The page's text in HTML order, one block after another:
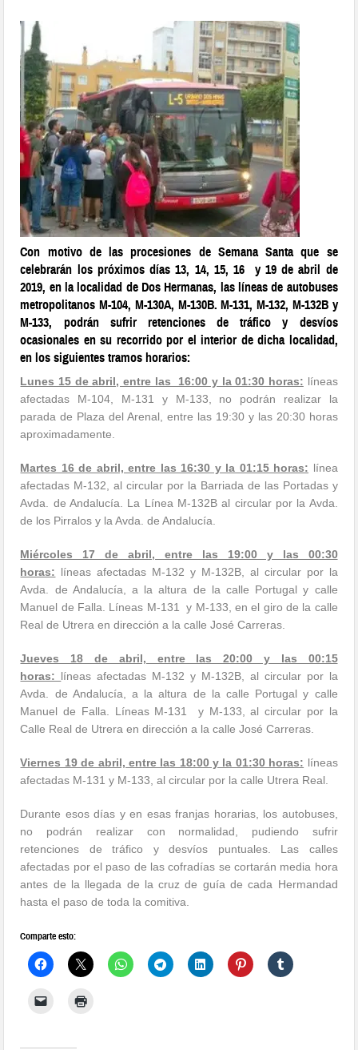
Con motivo de las procesiones de Semana Santa que se
celebrarán los próximos días 13, 14, 15, 16 y 19 de abril de
2019, en la localidad de Dos Hermanas, las líneas de autobuses
metropolitanos M-104, M-130A, M-130B. M-131, M-132, M-132B y
M-133, podrán sufrir retenciones de tráfico y desvíos
ocasionales en su recorrido por el interior de dicha localidad,
en los siguientes tramos horarios:
Lunes 15 de abril, entre las 16:00 y la 01:30 horas: líneas
afectadas M-104, M-131 y M-133, no podrán realizar la
parada de Plaza del Arenal, entre las 19:30 y las 20:30 horas
aproximadamente.
Martes 16 de abril, entre las 16:30 y la 01:15 horas: línea
afectadas M-132, al circular por la Barriada de las Portadas y
Avda. de Andalucía. La Línea M-132B al circular por la Avda.
de los Pirralos y la Avda. de Andalucía.
Miércoles 17 de abril, entre las 19:00 y las 00:30
horas: líneas afectadas M-132 y M-132B, al circular por la
Avda. de Andalucía, a la altura de la calle Portugal y calle
Manuel de Falla. Líneas M-131 y M-133, en el giro de la calle
Real de Utrera en dirección a la calle José Carreras.
Jueves 18 de abril, entre las 20:00 y las 00:15
horas: líneas afectadas M-132 y M-132B, al circular por la
Avda. de Andalucía, a la altura de la calle Portugal y calle
Manuel de Falla. Líneas M-131 y M-133, al circular por la
Calle Real de Utrera en dirección a la calle José Carreras.
Viernes 19 de abril, entre las 18:00 y la 01:30 horas: líneas
afectadas M-131 y M-133, al circular por la calle Utrera Real.
Durante esos días y en esas franjas horarias, los autobuses,
no podrán realizar con normalidad, pudiendo sufrir
retenciones de tráfico y desvíos puntuales. Las calles
afectadas por el paso de las cofradías se cortarán media hora
antes de la llegada de la cruz de guía de cada Hermandad
hasta el paso de toda la comitiva.
Comparte esto: